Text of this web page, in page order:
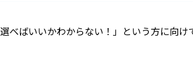
選べばいいかわからない！」という方に向